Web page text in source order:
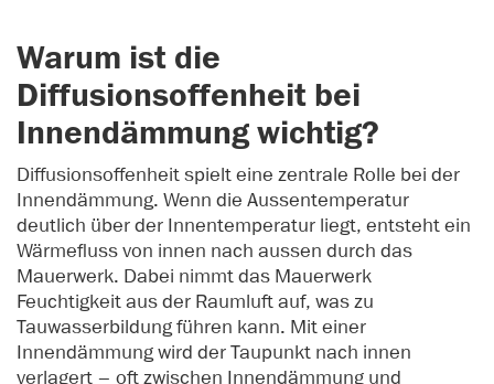
Warum ist die
Diffusionsoffenheit bei
Innendämmung wichtig?
Diffusionsoffenheit spielt eine zentrale Rolle bei der
Innendämmung. Wenn die Aussentemperatur
deutlich über der Innentemperatur liegt, entsteht ein
Wärmefluss von innen nach aussen durch das
Mauerwerk. Dabei nimmt das Mauerwerk
Feuchtigkeit aus der Raumluft auf, was zu
Tauwasserbildung führen kann. Mit einer
Innendämmung wird der Taupunkt nach innen
verlagert – oft zwischen Innendämmung und